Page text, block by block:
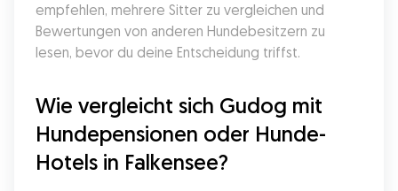
empfehlen, mehrere Sitter zu vergleichen und
Bewertungen von anderen Hundebesitzern zu
lesen, bevor du deine Entscheidung triffst.
Wie vergleicht sich Gudog mit
Hundepensionen oder Hunde-
Hotels in Falkensee?